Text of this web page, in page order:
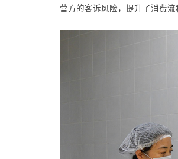
营方的客诉风险，提升了消费流